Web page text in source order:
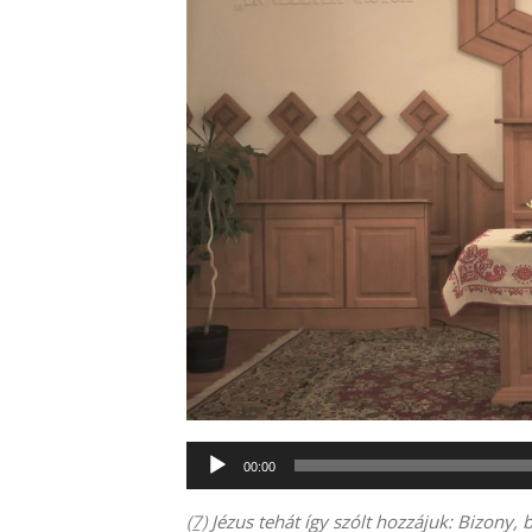
Audió
lejátszó
00:00
(7)Jézus tehát így szólt hozzájuk: Bizony,